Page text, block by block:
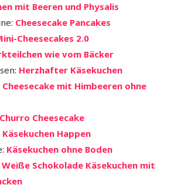
mit Beeren und Physalis
Cheesecake Pancakes
Cheesecakes 2.0
wie vom Bäcker
Herzhafter Käsekuchen
Cheesecake mit Himbeeren ohne
Churro Cheesecake
Käsekuchen Happen
Käsekuchen ohne Boden
Weiße Schokolade Käsekuchen mit